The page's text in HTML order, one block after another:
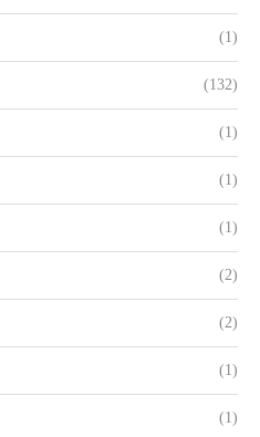
(1)
(132)
(1)
(1)
(1)
(2)
(2)
(1)
(1)